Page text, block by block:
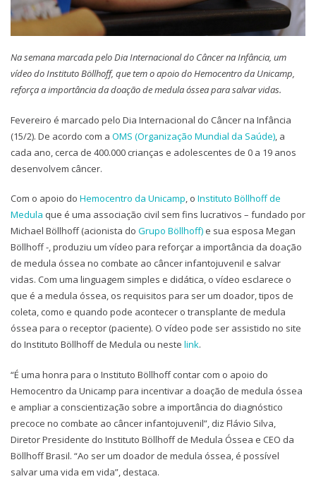
Na semana marcada pelo Dia Internacional do Câncer na Infância, um
vídeo do Instituto Böllhoff, que tem o apoio do Hemocentro da Unicamp,
reforça a importância da doação de medula óssea para salvar vidas.
Fevereiro é marcado pelo Dia Internacional do Câncer na Infância
(15/2). De acordo com a OMS (Organização Mundial da Saúde), a
cada ano, cerca de 400.000 crianças e adolescentes de 0 a 19 anos
desenvolvem câncer.
Com o apoio do Hemocentro da Unicamp, o Instituto Böllhoff de
Medula que é uma associação civil sem fins lucrativos – fundado por
Michael Böllhoff (acionista do Grupo Böllhoff) e sua esposa Megan
Böllhoff -, produziu um vídeo para reforçar a importância da doação
de medula óssea no combate ao câncer infantojuvenil e salvar
vidas. Com uma linguagem simples e didática, o vídeo esclarece o
que é a medula óssea, os requisitos para ser um doador, tipos de
coleta, como e quando pode acontecer o transplante de medula
óssea para o receptor (paciente). O vídeo pode ser assistido no site
do Instituto Böllhoff de Medula ou neste link.
“É uma honra para o Instituto Böllhoff contar com o apoio do
Hemocentro da Unicamp para incentivar a doação de medula óssea
e ampliar a conscientização sobre a importância do diagnóstico
precoce no combate ao câncer infantojuvenil”, diz Flávio Silva,
Diretor Presidente do Instituto Böllhoff de Medula Óssea e CEO da
Böllhoff Brasil. “Ao ser um doador de medula óssea, é possível
salvar uma vida em vida”, destaca.